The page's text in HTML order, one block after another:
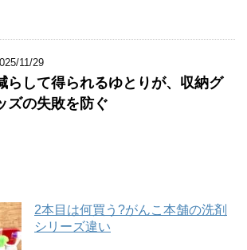
11/29
らして得られるゆとりが、収納グ
ズの失敗を防ぐ
2本目は何買う?がんこ本舗の洗剤
シリーズ違い